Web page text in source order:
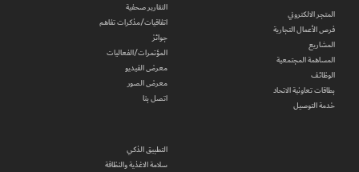
المتجر الالكتروني
فرص الأعمال التجارية
المشاريع
المساهمة المجتمعية
الوظائف
بطاقات تعاونية الاتحاد
خدمة التوصيل
التقارير صحفية
اتفاقيات/مذكرات تفاهم
جوائز
المؤتمرات/الفعاليات
معرض الفيديو
معرض الصور
اتصل بنا
التطبيق الذكي
سلامة الاغذية والنظافة